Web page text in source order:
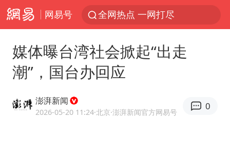
网易号 全网热点 一网打尽
媒体曝台湾社会掀起“出走
潮”，国台办回应
澎湃新闻
2026-05-20 11:24·北京·澎湃新闻官方网易号
0